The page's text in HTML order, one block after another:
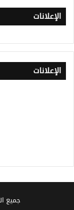
الإعلانات
الإعلانات
جميع